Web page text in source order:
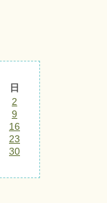
日
2
9
16
23
30